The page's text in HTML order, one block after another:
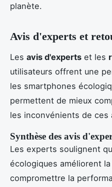
planète.
Avis d'experts et
Les avis d'experts et les
utilisateurs offrent une
les smartphones
permettent de mieux
les inconvénients de ces
Synthèse des avis
Les experts soulignent
écologiques améliorent la
compromettre la